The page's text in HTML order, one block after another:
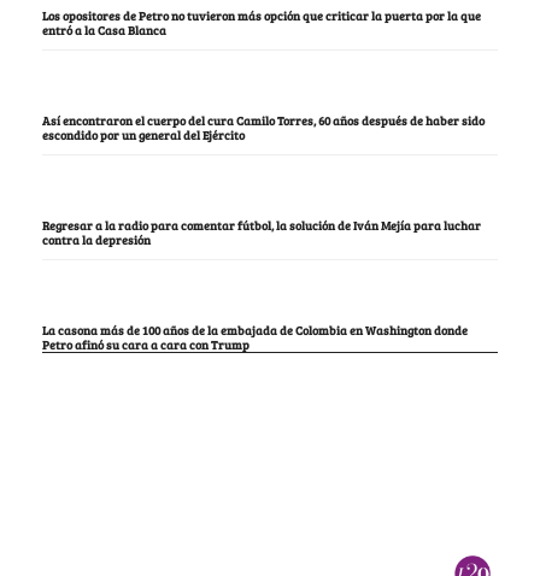
Los opositores de Petro no tuvieron más opción que criticar la puerta por la que
entró a la Casa Blanca
Así encontraron el cuerpo del cura Camilo Torres, 60 años después de haber sido
escondido por un general del Ejército
Regresar a la radio para comentar fútbol, la solución de Iván Mejía para luchar
contra la depresión
La casona más de 100 años de la embajada de Colombia en Washington donde
Petro afinó su cara a cara con Trump